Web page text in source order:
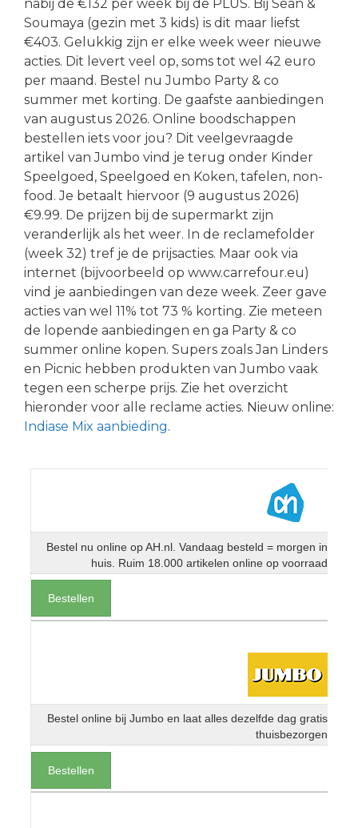
nabij de €132 per week bij de PLUS. Bij Sean &
Soumaya (gezin met 3 kids) is dit maar liefst
€403. Gelukkig zijn er elke week weer nieuwe
acties. Dit levert veel op, soms tot wel 42 euro
per maand. Bestel nu Jumbo Party & co
summer met korting. De gaafste aanbiedingen
van augustus 2026. Online boodschappen
bestellen iets voor jou? Dit veelgevraagde
artikel van Jumbo vind je terug onder Kinder
Speelgoed, Speelgoed en Koken, tafelen, non-
food. Je betaalt hiervoor (9 augustus 2026)
€9.99. De prijzen bij de supermarkt zijn
veranderlijk als het weer. In de reclamefolder
(week 32) tref je de prijsacties. Maar ook via
internet (bijvoorbeeld op www.carrefour.eu)
vind je aanbiedingen van deze week. Zeer gave
acties van wel 11% tot 73 % korting. Zie meteen
de lopende aanbiedingen en ga Party & co
summer online kopen. Supers zoals Jan Linders
en Picnic hebben produkten van Jumbo vaak
tegen een scherpe prijs. Zie het overzicht
hieronder voor alle reclame acties. Nieuw online:
Indiase Mix aanbieding.
Bestel nu online op AH.nl. Vandaag besteld = morgen in
huis. Ruim 18.000 artikelen online op voorraad
Bestellen
Bestel online bij Jumbo en laat alles dezelfde dag gratis
thuisbezorgen
Bestellen